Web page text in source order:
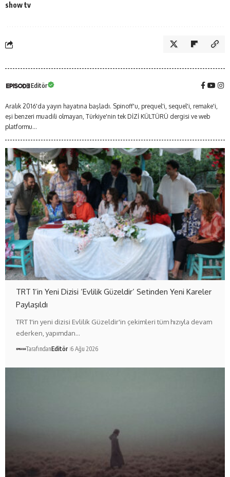
show tv
Editör
Aralık 2016'da yayın hayatına başladı. Spinoff'u, prequel'i, sequel'i, remake'i,
eşi benzeri muadili olmayan, Türkiye'nin tek DİZİ KÜLTÜRÜ dergisi ve web
platformu...
TRT 1’in Yeni Dizisi ‘Evlilik Güzeldir’ Setinden Yeni Kareler
Paylaşıldı
TRT 1'in yeni dizisi Evlilik Güzeldir'in çekimleri tüm hızıyla devam
ederken, yapımdan…
TarafındanEditör 6 Ağu 2026